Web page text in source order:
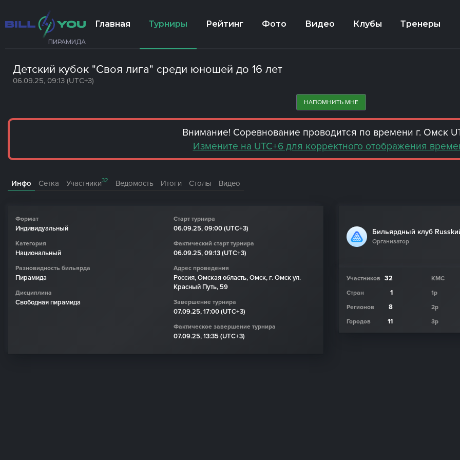
ПИРАМИДА
Главная Турниры Рейтинг Фото Видео Клубы Тренеры
Детский кубок "Своя лига" среди юношей до 16 лет
06.09.25, 09:13 (UTC+3)
НАПОМНИТЬ МНЕ
Внимание! Соревнование проводится по времени г. Омск
Измените на UTC+6 для корректного отображения
Инфо Сетка Участники32 Ведомость Итоги Столы Видео
Формат
Индивидуальный
Категория
Национальный
Разновидность бильярда
Пирамида
Дисциплина
Свободная пирамида
Старт турнира
06.09.25, 09:00 (UTC+3)
Фактический старт турнира
06.09.25, 09:13 (UTC+3)
Адрес проведения
Россия, Омская область, Омск, г. Омск ул.
Красный Путь, 59
Завершение турнира
07.09.25, 17:00 (UTC+3)
Фактическое завершение турнира
07.09.25, 13:35 (UTC+3)
Бильярдный клуб
Организатор
Участников 32
Стран 1
Регионов 8
Городов 11
КМС
1р
2р
3р